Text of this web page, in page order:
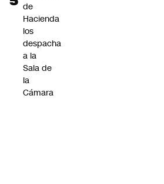
de
Hacienda
los
despacha
a la
Sala de
la
Cámara